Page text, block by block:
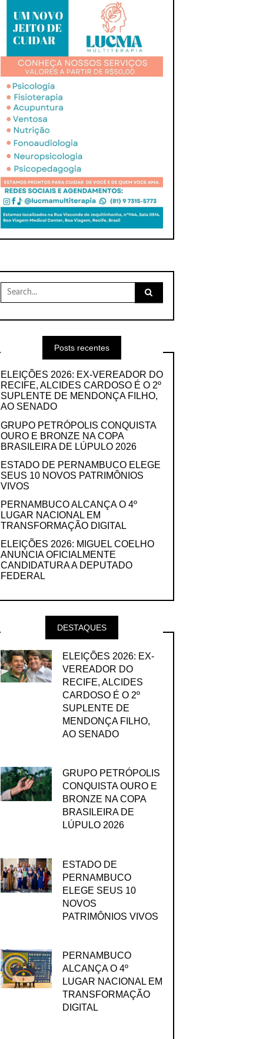
Search
for:
Posts recentes
ELEIÇÕES 2026: EX-VEREADOR DO
RECIFE, ALCIDES CARDOSO É O 2º
SUPLENTE DE MENDONÇA FILHO,
AO SENADO
GRUPO PETRÓPOLIS CONQUISTA
OURO E BRONZE NA COPA
BRASILEIRA DE LÚPULO 2026
ESTADO DE PERNAMBUCO ELEGE
SEUS 10 NOVOS PATRIMÔNIOS
VIVOS
PERNAMBUCO ALCANÇA O 4º
LUGAR NACIONAL EM
TRANSFORMAÇÃO DIGITAL
ELEIÇÕES 2026: MIGUEL COELHO
ANUNCIA OFICIALMENTE
CANDIDATURA A DEPUTADO
FEDERAL
DESTAQUES
ELEIÇÕES 2026: EX-
VEREADOR DO
RECIFE, ALCIDES
CARDOSO É O 2º
SUPLENTE DE
MENDONÇA FILHO,
AO SENADO
GRUPO PETRÓPOLIS
CONQUISTA OURO E
BRONZE NA COPA
BRASILEIRA DE
LÚPULO 2026
ESTADO DE
PERNAMBUCO
ELEGE SEUS 10
NOVOS
PATRIMÔNIOS VIVOS
PERNAMBUCO
ALCANÇA O 4º
LUGAR NACIONAL EM
TRANSFORMAÇÃO
DIGITAL